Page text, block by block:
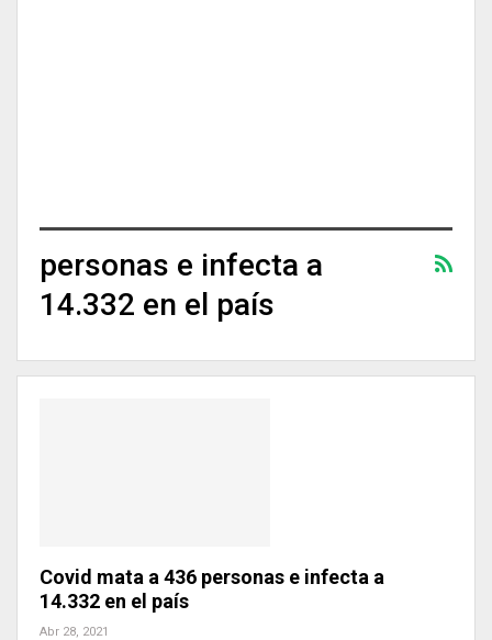
personas e infecta a
14.332 en el país
Covid mata a 436 personas e infecta a
14.332 en el país
Abr 28, 2021